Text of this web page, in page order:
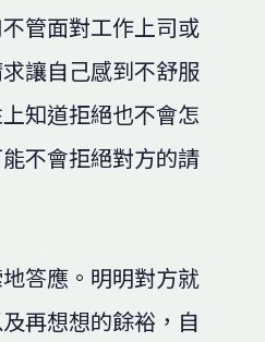
管面對工作上司或
讓自己感到不舒服
知道拒絕也不會怎
不會拒絕對方的請
地答應。明明對方就
再想想的餘裕，自